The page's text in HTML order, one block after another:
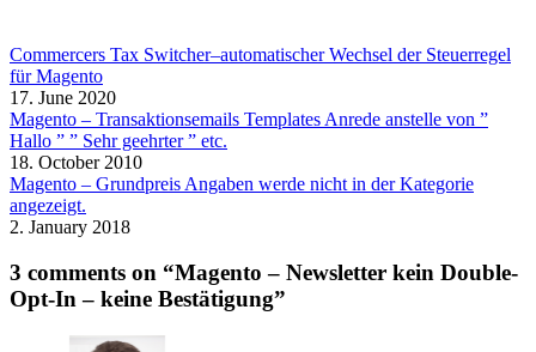
Commercers Tax Switcher–automatischer Wechsel der Steuerregel
für Magento
17. June 2020
Magento – Transaktionsemails Templates Anrede anstelle von ”
Hallo ” ” Sehr geehrter ” etc.
18. October 2010
Magento – Grundpreis Angaben werde nicht in der Kategorie
angezeigt.
2. January 2018
3 comments on “Magento – Newsletter kein Double-
Opt-In – keine Bestätigung”